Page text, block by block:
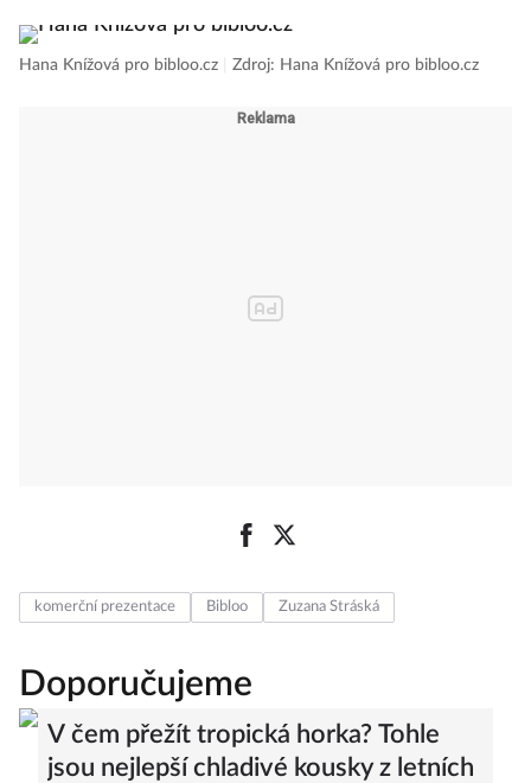
Hana Knížová pro bibloo.cz Zdroj: Hana Knížová pro bibloo.cz
komerční prezentace Bibloo Zuzana Stráská
Doporučujeme
V čem přežít tropická horka? Tohle
jsou nejlepší chladivé kousky z letních